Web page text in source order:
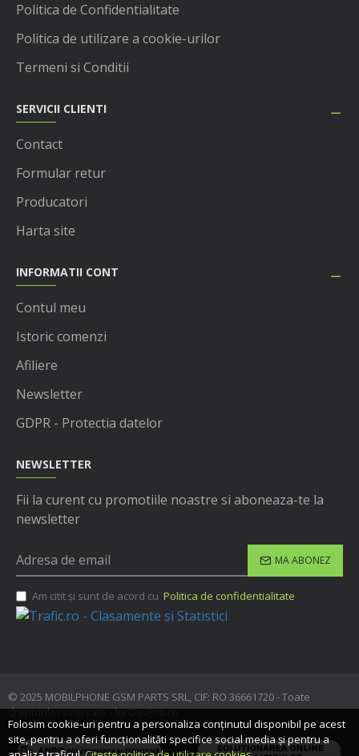
Politica de Confidentialitate
Politica de utilizare a cookie-urilor
Termeni si Conditii
SERVICII CLIENTI
Contact
Formular retur
Producatori
Harta site
INFORMATII CONT
Contul meu
Istoric comenzi
Afiliere
Newsletter
GDPR - Protectia datelor
NEWSLETTER
Fii la curent cu promotiile noastre si aboneaza-te la
newsletter
MA ABONEZ
Am citit şi sunt de acord cu Politica de confidentialitate
© 2025 MOBILPHONE GSM PARTS SRL, CIF: RO 36661720 - Toate
drepturile rezervate - by DevPro.ro
Folosim cookie-uri pentru a personaliza conținutul disponibil pe acest
site, pentru a oferi funcționalităti specifice social media și pentru a